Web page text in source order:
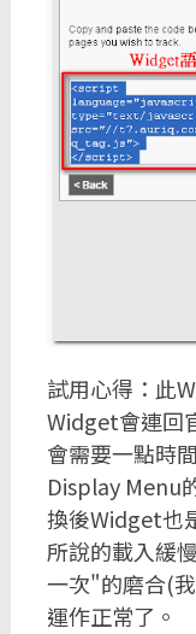
試用心得：此
Widget會連回
會需要一點時
Display Menu
換後Widget也
所說的載入緩
一次"的磨合(
運作正常了。